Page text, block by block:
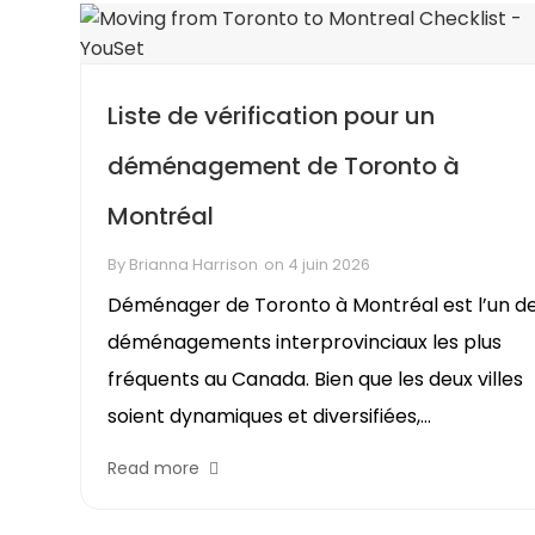
Liste de vérification pour un
déménagement de Toronto à
Montréal
By Brianna Harrison on 4 juin 2026
Déménager de Toronto à Montréal est l’un
déménagements interprovinciaux les plus
fréquents au Canada. Bien que les deux villes
soient dynamiques et diversifiées,...
Read more